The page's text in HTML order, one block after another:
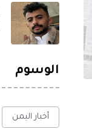
الوسوم
أخبار اليمن